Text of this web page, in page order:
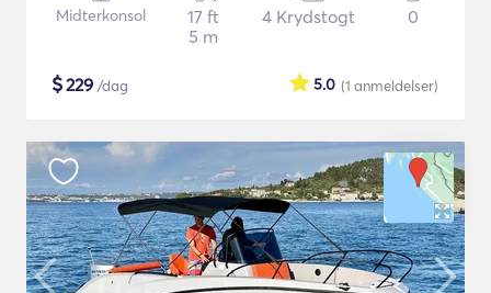
Midterkonsol
17 ft
5 m
4 Krydstogt 0
$229 /dag (1 anmeldelser)
5.0